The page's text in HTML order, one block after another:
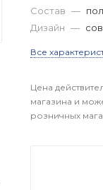
Состав —
Дизайн —
Все
Цена
магазина и
розничных